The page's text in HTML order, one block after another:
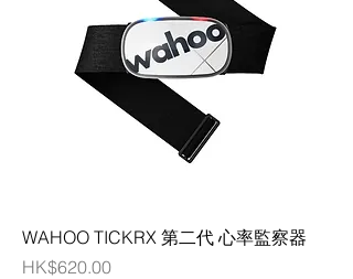
WAHOO TICKRX 第二代 心率監察器
價格
HK$620.00